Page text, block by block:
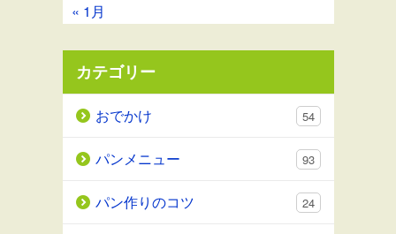
« 1月
カテゴリー
おでかけ 54
パンメニュー 93
パン作りのコツ 24